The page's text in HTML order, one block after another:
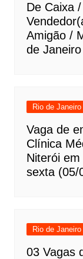
De Caixa
Amigão /
de
Rio de
Vaga de
Clínica
Niterói
sexta (05/
Rio de
03 Vagas